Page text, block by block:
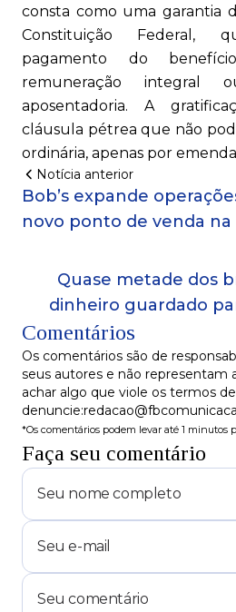
consta como uma garantia
Constituição Federal,
pagamento do
remuneração
aposentadoria. A
cláusula pétrea que não
ordinária, apenas por
Notícia anterior
Bob’s expande
novo ponto de venda na
Quase metade dos
dinheiro guardado
Comentários
Os comentários são de
seus autores e não representam
achar algo que viole os termos
*Os comentários podem levar até 1 minutos
Faça seu comentário